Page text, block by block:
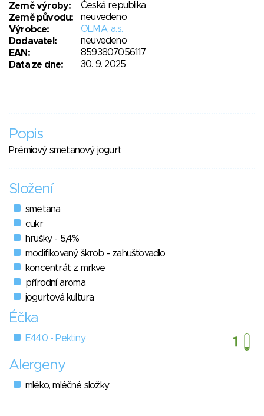
Země výroby:
Česká republika
Země původu:
neuvedeno
Výrobce:
OLMA, a.s.
Dodavatel:
neuvedeno
EAN:
8593807056117
Data ze dne:
30. 9. 2025
Popis
Prémiový smetanový jogurt
Složení
smetana
cukr
hrušky - 5,4%
modifikovaný škrob - zahušťovadlo
koncentrát z mrkve
přírodní aroma
jogurtová kultura
Éčka
E440 - Pektiny
Alergeny
mléko, mléčné složky